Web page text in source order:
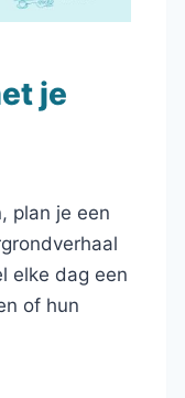
je
plan je een
elke dag een
of hun